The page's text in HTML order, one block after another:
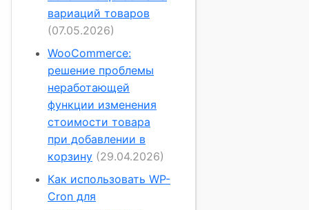
вариаций товаров
(07.05.2026)
WooCommerce:
решение проблемы
неработающей
функции изменения
стоимости товара
при добавлении в
корзину (29.04.2026)
Как использовать WP-
Cron для